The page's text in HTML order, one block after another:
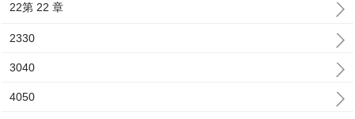
22第 22 章
2330
3040
4050